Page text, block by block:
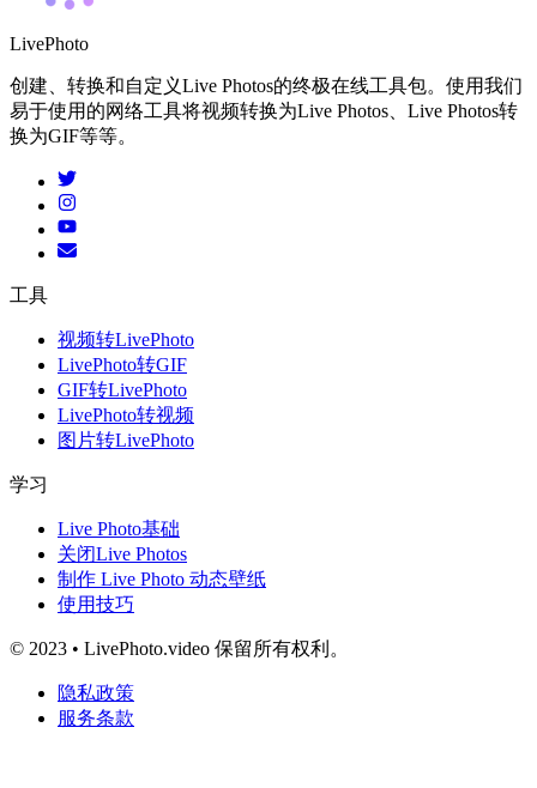
LivePhoto
创建、转换和自定义Live Photos的终极在线工具包。使用我们
易于使用的网络工具将视频转换为Live Photos、Live Photos转
换为GIF等等。
工具
视频转LivePhoto
LivePhoto转GIF
GIF转LivePhoto
LivePhoto转视频
图片转LivePhoto
学习
Live Photo基础
关闭Live Photos
制作 Live Photo 动态壁纸
使用技巧
© 2023 • LivePhoto.video 保留所有权利。
隐私政策
服务条款